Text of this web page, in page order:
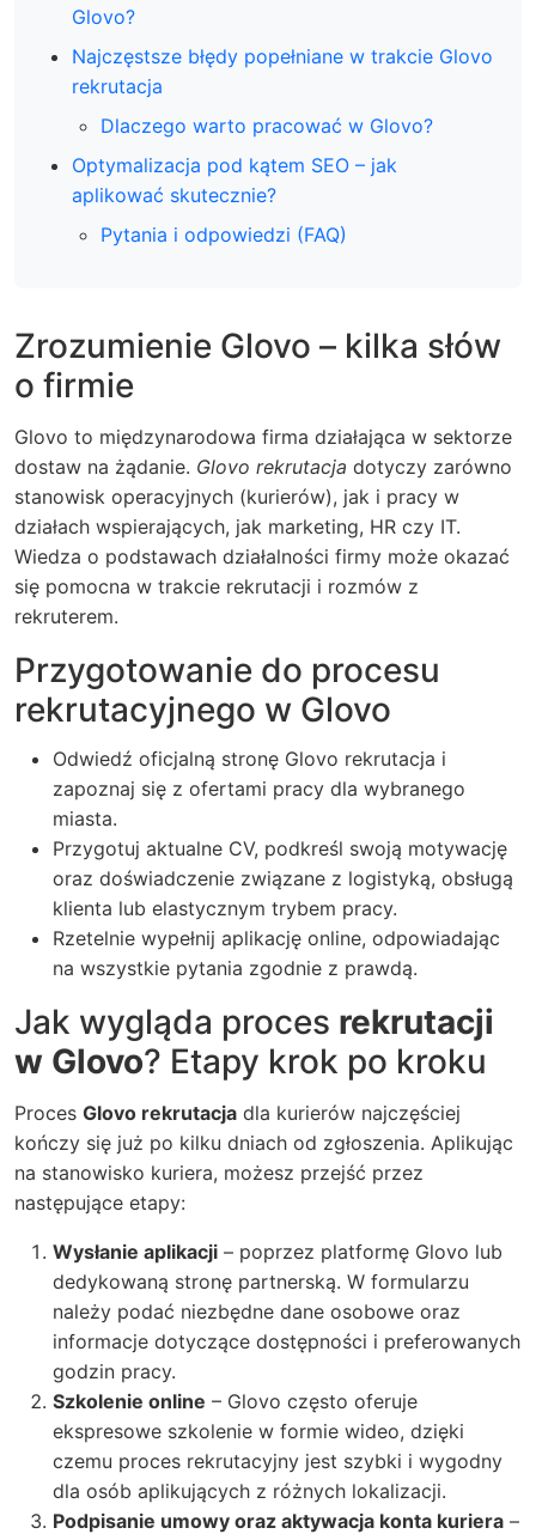
Glovo?
Najczęstsze błędy popełniane w trakcie Glovo
rekrutacja
Dlaczego warto pracować w Glovo?
Optymalizacja pod kątem SEO – jak
aplikować skutecznie?
Pytania i odpowiedzi (FAQ)
Zrozumienie Glovo – kilka słów
o firmie
Glovo to międzynarodowa firma działająca w sektorze
dostaw na żądanie. Glovo rekrutacja dotyczy zarówno
stanowisk operacyjnych (kurierów), jak i pracy w
działach wspierających, jak marketing, HR czy IT.
Wiedza o podstawach działalności firmy może okazać
się pomocna w trakcie rekrutacji i rozmów z
rekruterem.
Przygotowanie do procesu
rekrutacyjnego w Glovo
Odwiedź oficjalną stronę Glovo rekrutacja i
zapoznaj się z ofertami pracy dla wybranego
miasta.
Przygotuj aktualne CV, podkreśl swoją motywację
oraz doświadczenie związane z logistyką, obsługą
klienta lub elastycznym trybem pracy.
Rzetelnie wypełnij aplikację online, odpowiadając
na wszystkie pytania zgodnie z prawdą.
Jak wygląda proces rekrutacji
w Glovo? Etapy krok po kroku
Proces Glovo rekrutacja dla kurierów najczęściej
kończy się już po kilku dniach od zgłoszenia. Aplikując
na stanowisko kuriera, możesz przejść przez
następujące etapy:
Wysłanie aplikacji – poprzez platformę Glovo lub
dedykowaną stronę partnerską. W formularzu
należy podać niezbędne dane osobowe oraz
informacje dotyczące dostępności i preferowanych
godzin pracy.
Szkolenie online – Glovo często oferuje
ekspresowe szkolenie w formie wideo, dzięki
czemu proces rekrutacyjny jest szybki i wygodny
dla osób aplikujących z różnych lokalizacji.
Podpisanie umowy oraz aktywacja konta kuriera –